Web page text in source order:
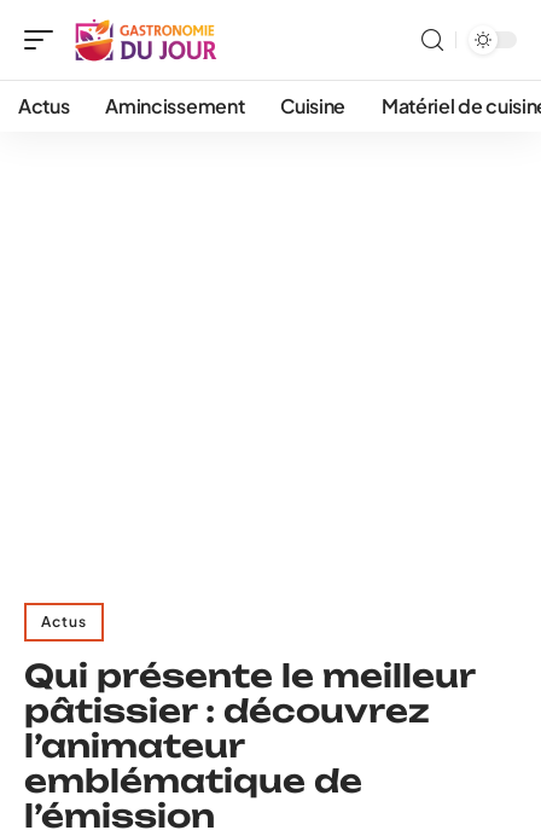
Actus Amincissement Cuisine Matériel de
Actus
Qui présente le meilleur
pâtissier : découvrez
l’animateur
emblématique de
l’émission